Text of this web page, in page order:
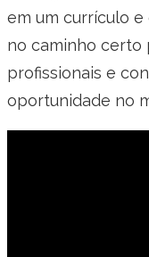
em um currículo
no caminho certo
profissionais e
oportunidade no